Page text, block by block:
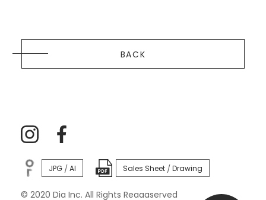
BACK
JPG / AI Sales Sheet / Drawing
© 2020 Dia Inc. All Rights Reaaaserved